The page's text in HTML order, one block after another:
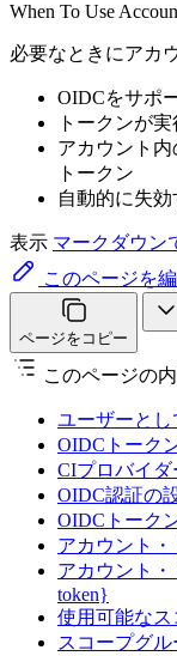
When To Use
必要なときにアカ
OIDCをサポ
トークンが
アカウント
トークン
自動的に失
表示 マークダウン
このページを
ページをコピー
このページの
ユーザーとし
OIDCトーク
CIプロバイダ
OIDC認証の
OIDCトーク
アカウント・
アカウント・
token}
使用可能なス
スコープグル